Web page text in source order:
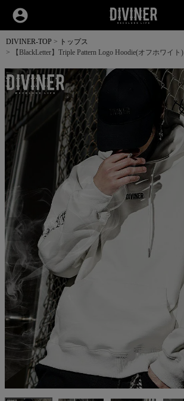
account_circle
DIVINER-TOP
トップス
【BlackLetter】Triple Pattern Logo Hoodie(オフホワイト)